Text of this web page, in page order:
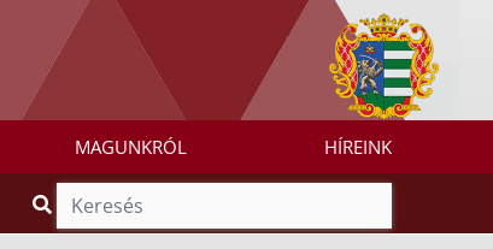
MAGUNKRÓL HÍREINK